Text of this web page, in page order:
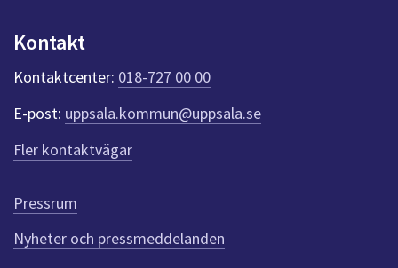
k
t
e
r
f
ö
r
e
n
n
a
Kontakt
Kontaktcenter: 018-727 00 00
E-post: uppsala.kommun@uppsala.se
Fler kontaktvägar
Pressrum
Nyheter och pressmeddelanden